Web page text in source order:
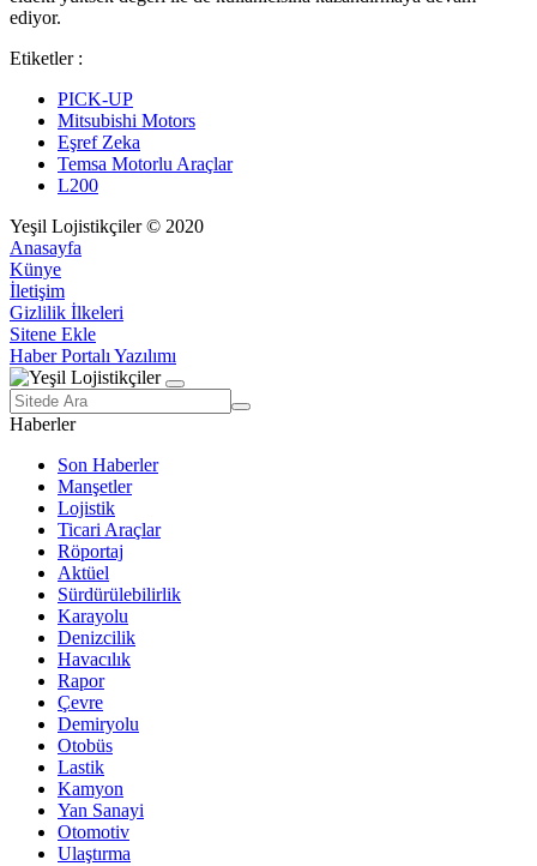
ediyor.
Etiketler :
PICK-UP
Mitsubishi Motors
Eşref Zeka
Temsa Motorlu Araçlar
L200
Yeşil Lojistikçiler © 2020
Anasayfa
Künye
İletişim
Gizlilik İlkeleri
Sitene Ekle
Haber Portalı Yazılımı
Haberler
Son Haberler
Manşetler
Lojistik
Ticari Araçlar
Röportaj
Aktüel
Sürdürülebilirlik
Karayolu
Denizcilik
Havacılık
Rapor
Çevre
Demiryolu
Otobüs
Lastik
Kamyon
Yan Sanayi
Otomotiv
Ulaştırma